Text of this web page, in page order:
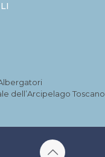
dell’Arcipelago Toscano